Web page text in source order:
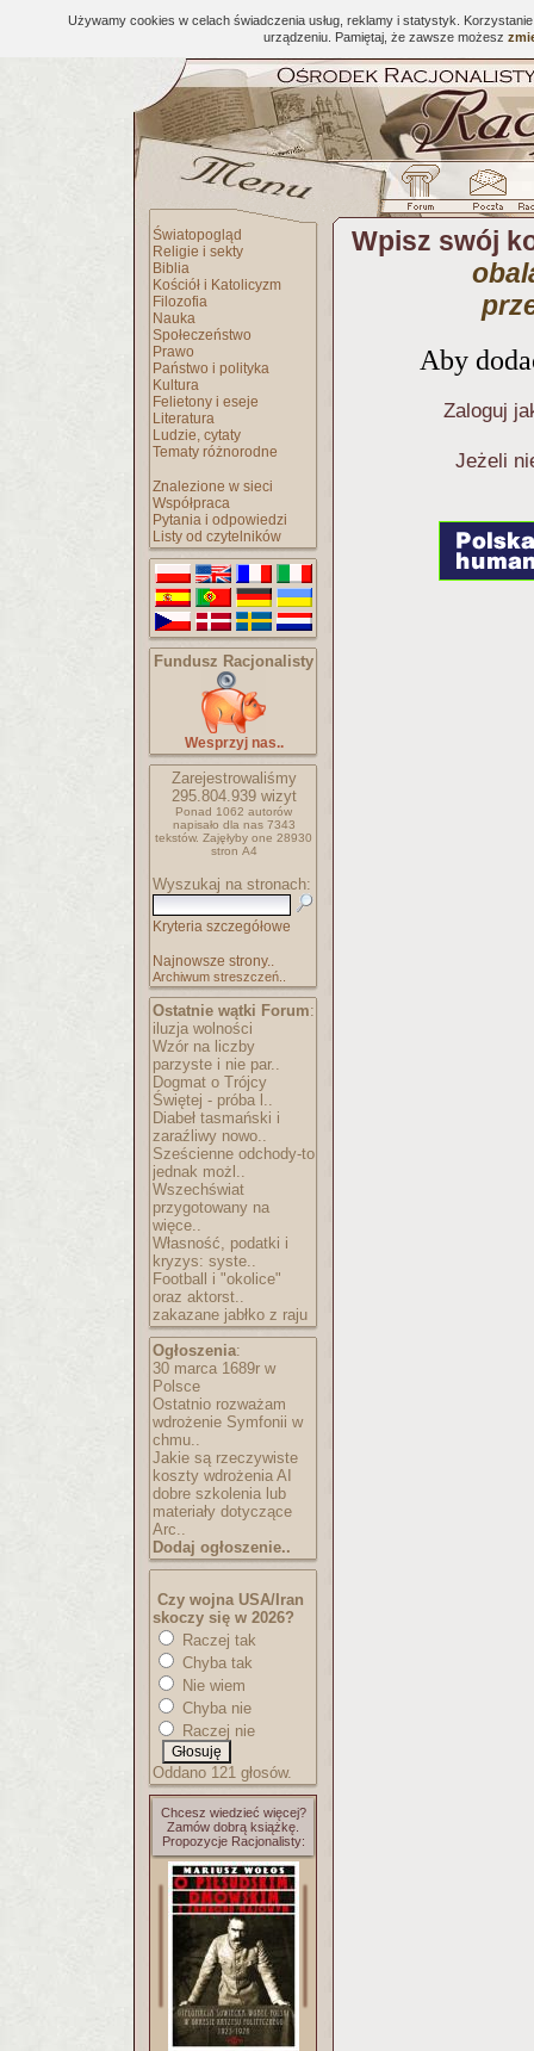
Używamy cookies w celach świadczenia usług, reklamy i statystyk.
urządzeniu. Pamiętaj, że zawsze możesz
Światopogląd
Religie i sekty
Biblia
Kościół i Katolicyzm
Filozofia
Nauka
Społeczeństwo
Prawo
Państwo i polityka
Kultura
Felietony i eseje
Literatura
Ludzie, cytaty
Tematy różnorodne
Znalezione w sieci
Współpraca
Pytania i odpowiedzi
Listy od czytelników
Fundusz Racjonalisty
Wesprzyj nas..
Zarejestrowaliśmy
295.804.939wizyt
Ponad 1062 autorów
napisało dla nas 7343
tekstów. Zajęłyby one 28930
stron A4
Wyszukaj na stronach:
Kryteria szczegółowe
Najnowsze strony..
Archiwum streszczeń..
Ostatnie wątki Forum:
iluzja wolności
Wzór na liczby
parzyste i nie par..
Dogmat o Trójcy
Świętej - próba l..
Diabeł tasmański i
zaraźliwy nowo..
Sześcienne odchody-to
jednak możl..
Wszechświat
przygotowany na
więce..
Własność, podatki i
kryzys: syste..
Football i "okolice"
oraz aktorst..
zakazane jabłko z raju
Ogłoszenia:
30 marca 1689r w
Polsce
Ostatnio rozważam
wdrożenie Symfonii w
chmu..
Jakie są rzeczywiste
koszty wdrożenia AI
dobre szkolenia lub
materiały dotyczące
Arc..
Dodaj ogłoszenie..
Czy wojna USA/Iran
skoczy się w 2026?
Raczej tak
Chyba tak
Nie wiem
Chyba nie
Raczej nie
Oddano 121 głosów.
Chcesz wiedzieć więcej?
Zamów dobrą książkę.
Propozycje Racjonalisty:
Wpisz swój
Aby
Zaloguj
Jeżeli